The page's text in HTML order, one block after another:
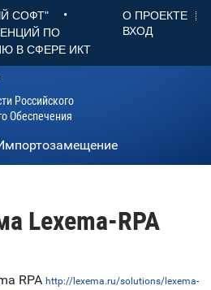
СОФТ" •
ПО
В СФЕРЕ ИКТ
О ПРОЕКТЕ
ВХОД
Российского
Обеспечения
Lexema-RPA
RPA http://lexema.ru/solutions/lexema-